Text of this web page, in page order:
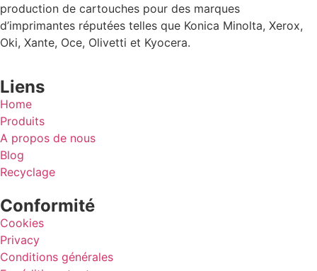
production de cartouches pour des marques
d’imprimantes réputées telles que Konica Minolta, Xerox,
Oki, Xante, Oce, Olivetti et Kyocera.
Liens
Home
Produits
A propos de nous
Blog
Recyclage
Conformité
Cookies
Privacy
Conditions générales